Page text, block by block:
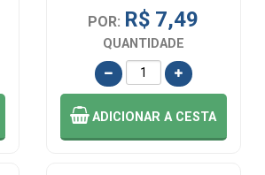
POR: R$ 7,49
QUANTIDADE
ADICIONARA CESTA